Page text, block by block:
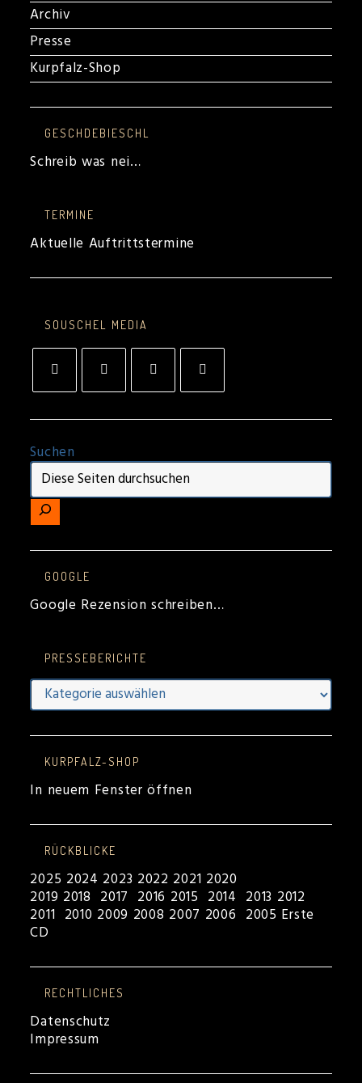
Archiv
Presse
Kurpfalz-Shop
GESCHDEBIESCHL
Schreib was nei…
TERMINE
Aktuelle Auftrittstermine
SOUSCHEL MEDIA
Suchen
GOOGLE
Google Rezension schreiben…
PRESSEBERICHTE
KURPFALZ-SHOP
In neuem Fenster öffnen
RÜCKBLICKE
2025 2024 2023 2022 2021 2020
2019 2018 2017 2016 2015 2014 2013 2012
2011 2010 2009 2008 2007 2006 2005 Erste
CD
RECHTLICHES
Datenschutz
Impressum